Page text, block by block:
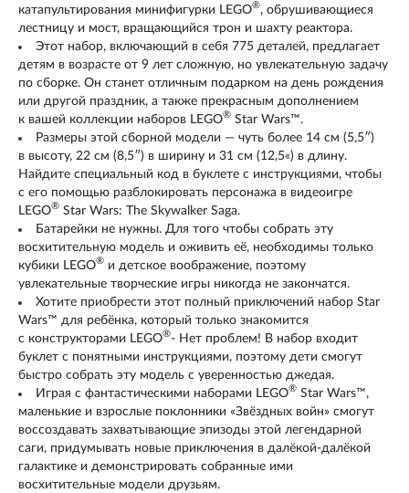
катапультирования минифигурки LEGO®, обрушивающиеся
лестницу и мост, вращающийся трон и шахту реактора.
Этот набор, включающий в себя 775 деталей, предлагает
детям в возрасте от 9 лет сложную, но увлекательную задачу
по сборке. Он станет отличным подарком на день рождения
или другой праздник, а также прекрасным дополнением
к вашей коллекции наборов LEGO® Star Wars™.
Размеры этой сборной модели — чуть более 14 см (5,5″)
в высоту, 22 см (8,5″) в ширину и 31 см (12,5«) в длину.
Найдите специальный код в буклете с инструкциями, чтобы
с его помощью разблокировать персонажа в видеоигре
LEGO® Star Wars: The Skywalker Saga.
Батарейки не нужны. Для того чтобы собрать эту
восхитительную модель и оживить её, необходимы только
кубики LEGO® и детское воображение, поэтому
увлекательные творческие игры никогда не закончатся.
Хотите приобрести этот полный приключений набор Star
Wars™ для ребёнка, который только знакомится
с конструкторами LEGO®- Нет проблем! В набор входит
буклет с понятными инструкциями, поэтому дети смогут
быстро собрать эту модель с уверенностью джедая.
Играя с фантастическими наборами LEGO® Star Wars™,
маленькие и взрослые поклонники «Звёздных войн» смогут
воссоздавать захватывающие эпизоды этой легендарной
саги, придумывать новые приключения в далёкой-далёкой
галактике и демонстрировать собранные ими
восхитительные модели друзьям.